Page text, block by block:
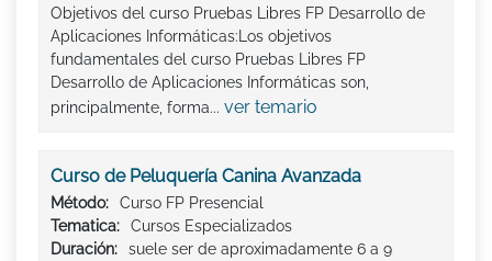
Objetivos del curso Pruebas Libres FP Desarrollo de
Aplicaciones Informáticas:Los objetivos
fundamentales del curso Pruebas Libres FP
Desarrollo de Aplicaciones Informáticas son,
principalmente, forma... ver temario
Curso de Peluquería Canina Avanzada
Método:
Curso FP Presencial
Tematica:
Cursos Especializados
Duración:
suele ser de aproximadamente 6 a 9